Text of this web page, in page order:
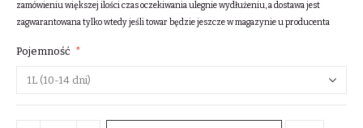
zamówieniu większej ilości czas oczekiwania ulegnie wydłużeniu, a dostawa jest
zagwarantowana tylko wtedy jeśli towar będzie jeszcze w magazynie u producenta
Pojemność